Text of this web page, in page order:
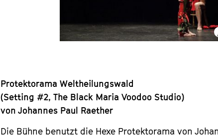
Protektorama Weltheilungswald
(Setting #2, The Black Maria Voodoo Studio)
von Johannes Paul Raether
Die Bühne benutzt die Hexe Protektorama von